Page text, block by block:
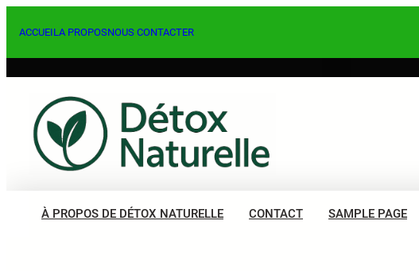
auACCUEILA PROPOSNOUS CONTACTER
À PROPOS DE DÉTOX NATURELLE CONTACT SAMPLE PAGE